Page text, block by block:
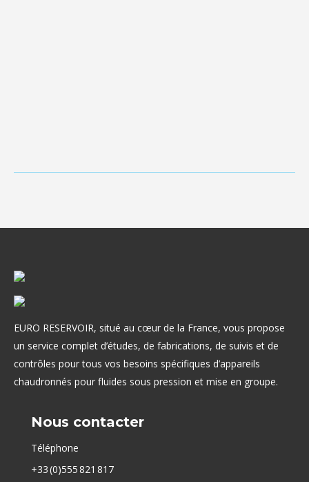
EURO RESERVOIR, situé au cœur de la France, vous propose
un service complet d’études, de fabrications, de suivis et de
contrôles pour tous vos besoins spécifiques d’appareils
chaudronnés pour fluides sous pression et mise en groupe.
Nous contacter
Téléphone
+33 (0)555 821 817